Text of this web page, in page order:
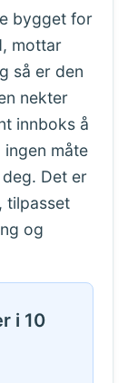
bygget for
mottar
så er den
nekter
innboks å
måte
Det er
, tilpasset
og
i 10